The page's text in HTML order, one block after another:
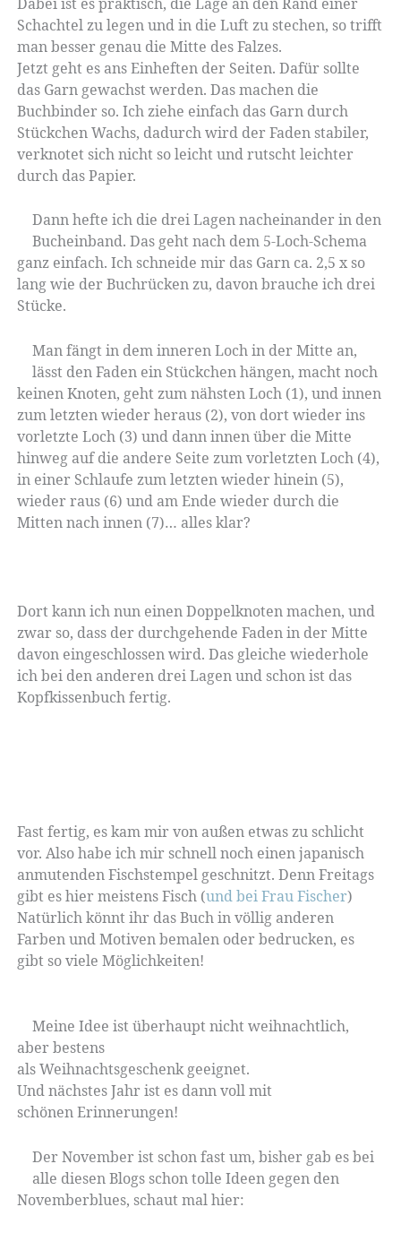
Schachtel zu legen und in die Luft zu stechen, so trifft
man besser genau die Mitte des Falzes.
Jetzt geht es ans Einheften der Seiten. Dafür sollte
das Garn gewachst werden. Das machen die
Buchbinder so. Ich ziehe einfach das Garn durch
Stückchen Wachs, dadurch wird der Faden stabiler,
verknotet sich nicht so leicht und rutscht leichter
durch das Papier.
Dann hefte ich die drei Lagen nacheinander in den
Bucheinband. Das geht nach dem 5-Loch-Schema
ganz einfach. Ich schneide mir das Garn ca. 2,5 x so
lang wie der Buchrücken zu, davon brauche ich drei
Stücke.
Man fängt in dem inneren Loch in der Mitte an,
lässt den Faden ein Stückchen hängen, macht noch
keinen Knoten, geht zum nähsten Loch (1), und innen
zum letzten wieder heraus (2), von dort wieder ins
vorletzte Loch (3) und dann innen über die Mitte
hinweg auf die andere Seite zum vorletzten Loch (4),
in einer Schlaufe zum letzten wieder hinein (5),
wieder raus (6) und am Ende wieder durch die
Mitten nach innen (7)… alles klar?
Dort kann ich nun einen Doppelknoten machen, und
zwar so, dass der durchgehende Faden in der Mitte
davon eingeschlossen wird. Das gleiche wiederhole
ich bei den anderen drei Lagen und schon ist das
Kopfkissenbuch fertig.
Fast fertig, es kam mir von außen etwas zu schlicht
vor. Also habe ich mir schnell noch einen japanisch
anmutenden Fischstempel geschnitzt. Denn Freitags
gibt es hier meistens Fisch (und bei Frau Fischer)
Natürlich könnt ihr das Buch in völlig anderen
Farben und Motiven bemalen oder bedrucken, es
gibt so viele Möglichkeiten!
Meine Idee ist überhaupt nicht weihnachtlich,
aber bestens
als Weihnachtsgeschenk geeignet.
Und nächstes Jahr ist es dann voll mit
schönen Erinnerungen!
Der November ist schon fast um, bisher gab es bei
alle diesen Blogs schon tolle Ideen gegen den
Novemberblues, schaut mal hier: